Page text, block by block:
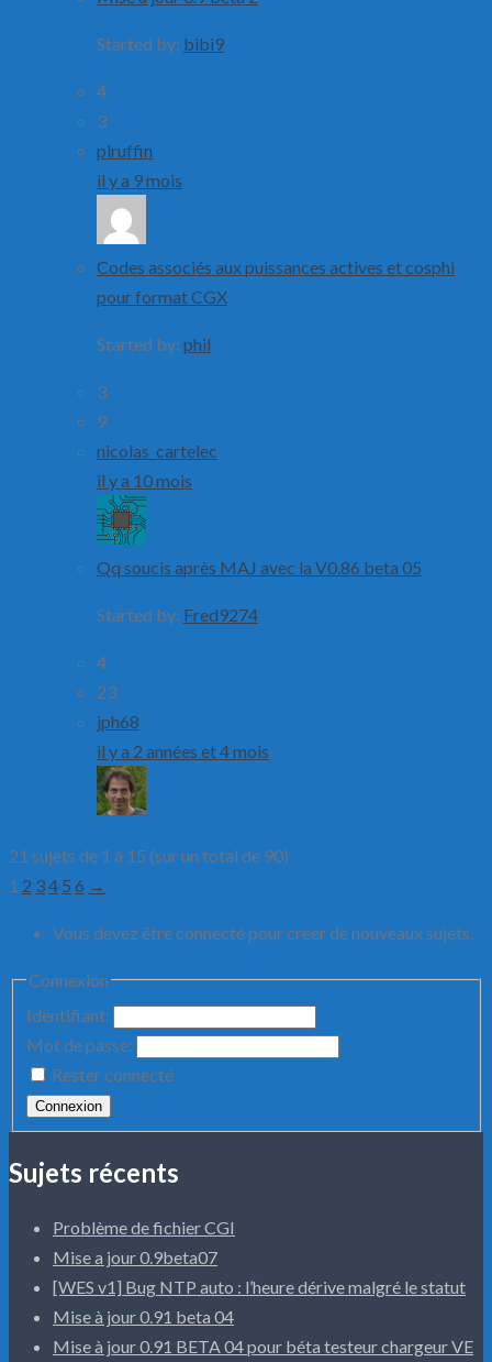
Started by: bibi9
4
3
plruffin
il y a 9 mois
Codes associés aux puissances actives et cosphi
pour format CGX
Started by: phil
3
9
nicolas_cartelec
il y a 10 mois
Qq soucis après MAJ avec la V0.86 beta 05
Started by: Fred9274
4
23
jph68
il y a 2 années et 4 mois
21 sujets de 1 à 15 (sur un total de 90)
1 2 34 5 6 →
Vous devez être connecté pour créer de nouveaux sujets.
Connexion
Identifiant:
Mot de passe:
Rester connecté
Connexion
Sujets récents
Problème de fichier CGI
Mise a jour 0.9beta07
[WES v1] Bug NTP auto : l’heure dérive malgré le statut
Mise à jour 0.91 beta 04
Mise à jour 0.91 BETA 04 pour béta testeur chargeur VE